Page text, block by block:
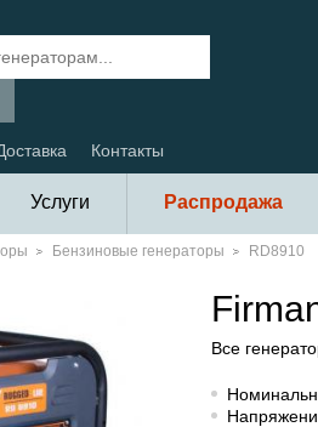
Контакты
Услуги Распродажа
Бензиновые генераторы RD8910
Все